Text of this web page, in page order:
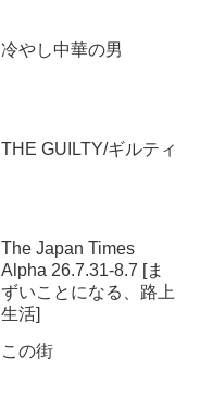
冷やし中華の男
THE GUILTY/ギルティ
The Japan Times
Alpha 26.7.31-8.7 [ま
ずいことになる、路上
生活]
この街